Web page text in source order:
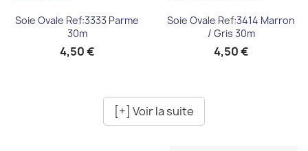
Soie Ovale Ref:3333 Parme
30m
4,50 €
Soie Ovale Ref:3414 Marron
/ Gris 30m
4,50 €
[+] Voir la suite